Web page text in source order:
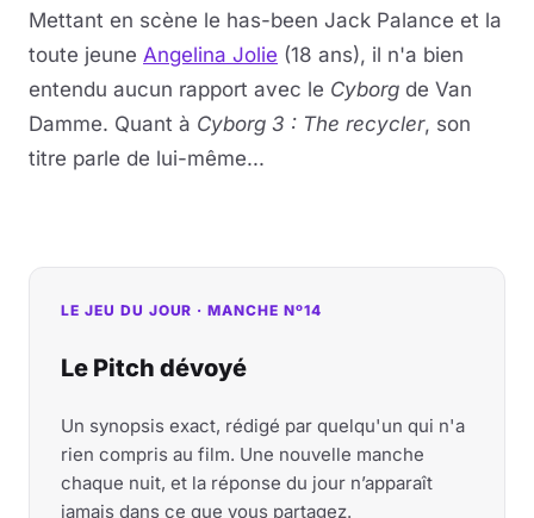
Mettant en scène le has-been Jack Palance et la
toute jeune Angelina Jolie (18 ans), il n'a bien
entendu aucun rapport avec le Cyborg de Van
Damme. Quant à Cyborg 3 : The recycler, son
titre parle de lui-même...
LE JEU DU JOUR · MANCHE Nº14
Le Pitch dévoyé
Un synopsis exact, rédigé par quelqu'un qui n'a
rien compris au film. Une nouvelle manche
chaque nuit, et la réponse du jour n’apparaît
jamais dans ce que vous partagez.